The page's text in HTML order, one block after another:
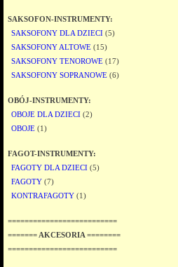
SAKSOFON-INSTRUMENTY:
SAKSOFONY DLA DZIECI (5)
SAKSOFONY ALTOWE (15)
SAKSOFONY TENOROWE (17)
SAKSOFONY SOPRANOWE (6)
OBÓJ-INSTRUMENTY:
OBOJE DLA DZIECI (2)
OBOJE (1)
FAGOT-INSTRUMENTY:
FAGOTY DLA DZIECI (5)
FAGOTY (7)
KONTRAFAGOTY (1)
==========================
======= AKCESORIA ========
==========================